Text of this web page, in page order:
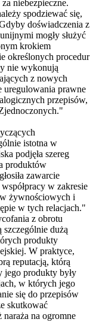
niebezpieczne.
spodziewać się,
doświadczenia z
mogły służyć
krokiem
określonych procedur
nie wykonują
z nowych
uregulowania prawne
przepisów,
istotna w
podjęła szereg
produktów
zawarcie
w zakresie
żywnościowych i
w tych relacjach."
z obrotu
szczególnie dużą
produkty
W praktyce,
reputacją, którą
jego produkty były
w których jego
się do przepisów
skutkować
na ogromne